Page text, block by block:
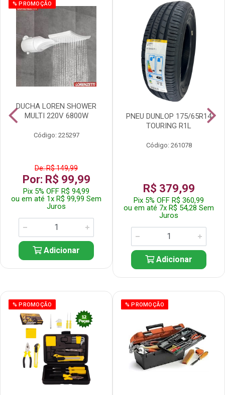
% PROMOÇÃO
DUCHA LOREN SHOWER
MULTI 220V 6800W
Código: 225297
De: R$ 149,99
Por: R$ 99,99
Pix 5% OFF R$ 94,99
ou em até 1x R$ 99,99 Sem
Juros
Adicionar
PNEU DUNLOP 175/65R14
TOURING R1L
Código: 261078
R$ 379,99
Pix 5% OFF R$ 360,99
ou em até 7x R$ 54,28 Sem
Juros
Adicionar
% PROMOÇÃO % PROMOÇÃO